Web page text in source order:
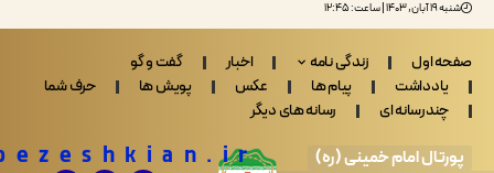
اول زندگی نامه اخبار
گفت و گو
پیام ها عکس پویش ها
حرف شما
ای
رسانه های دیگر
امام خمینی (ره)
Drpezeshkian.ir